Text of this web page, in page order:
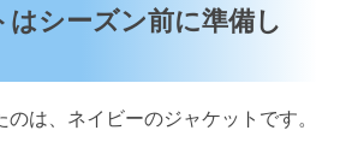
はシーズン前に準備し
は、ネイビーのジャケットです。